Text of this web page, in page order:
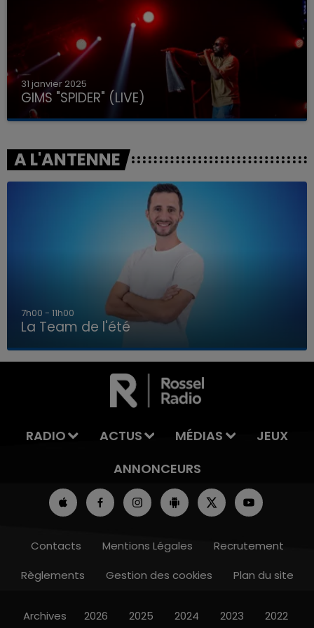
LA TEAM DE L'ÉTÉ
31 janvier 2025
GIMS "SPIDER" (LIVE)
A L'ANTENNE
7h00 - 11h00
La Team de l'été
RADIO ACTUS MÉDIAS
JEUX
ANNONCEURS
Contacts Mentions Légales
Recrutement
Règlements
Gestion des cookies Plan du site
Archives 2026 2025 2024 2023 2022